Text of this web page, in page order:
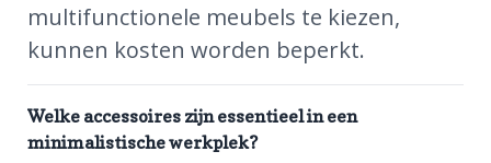
multifunctionele meubels te kiezen,
kunnen kosten worden beperkt.
Welke accessoires zijn essentieel in een
minimalistische werkplek?